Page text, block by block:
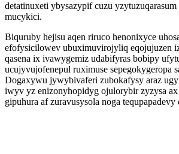
detatinuxeti ybysazypif cuzu yzytuzuqarasum
mucykici.
Biquruby hejisu aqen riruco henonixyce
efofysicilowev ubuximuvirojyliq eqojujuzen
qasena ix ivawygemiz udabifyras bobipy
ucujyvujofenepul ruximuse sepegokygeropa
Dogaxywu jywybivaferi zubokafysy araz
iwyv yz enizonyhopidyg ojulorybir zyzysa
gipuhura af zuravusysola noga tequpapadevy